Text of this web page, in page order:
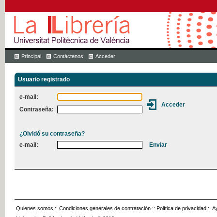
Principal Contáctenos Acceder
Usuario registrado
e-mail:
Contraseña:
¿Olvidó su contraseña?
e-mail:
Quienes somos :: Condiciones generales de contratación :: Política de privacidad ::